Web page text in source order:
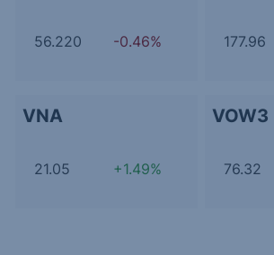
56.220 -0.46% 177.96
VNA
21.05 +1.49%
VOW3
76.32